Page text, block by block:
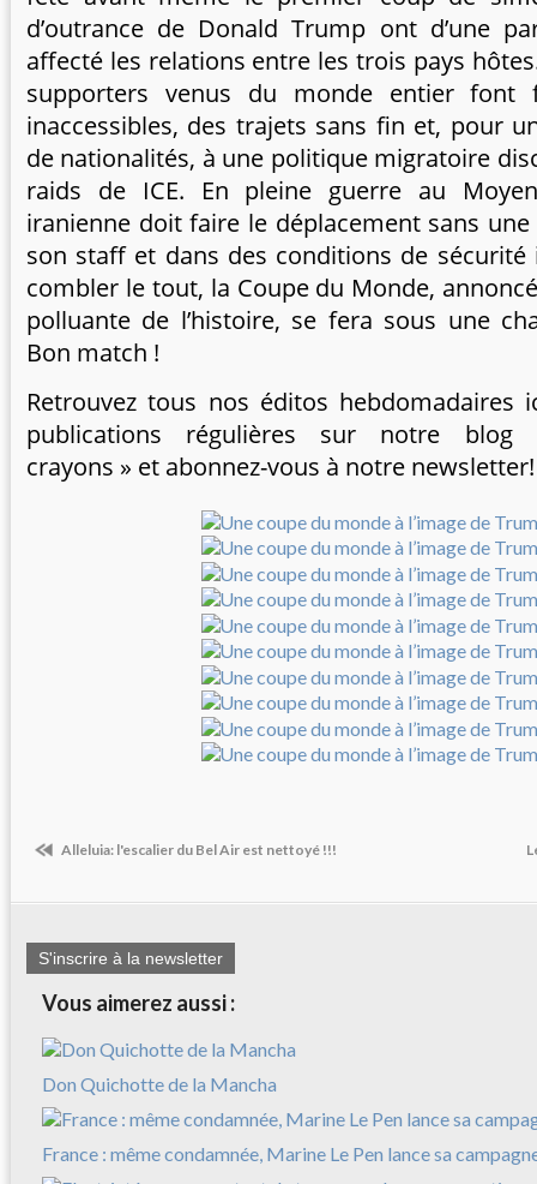
d’outrance de Donald Trump ont d’une
affecté les relations entre les trois pays
supporters venus du monde entier font
inaccessibles, des trajets sans fin et, pour
de nationalités, à une politique migratoire
raids de ICE. En pleine guerre au
iranienne doit faire le déplacement sans
son staff et dans des conditions de sécurité
combler le tout, la Coupe du Monde,
polluante de l’histoire, se fera sous une
Bon match !
Retrouvez tous nos éditos hebdomadaires
publications régulières sur notre blog
crayons » et abonnez-vous à notre newsletter!
Alleluia: l'escalier du Bel Air est nettoyé !!!
S'inscrire à la newsletter
Vous aimerez aussi :
Don Quichotte de la Mancha
France : même condamnée, Marine Le Pen lance sa